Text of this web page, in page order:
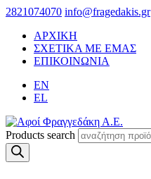
2821074070 info@fragedakis.gr
ΑΡΧΙΚΗ
ΣΧΕΤΙΚΑ ΜΕ ΕΜΑΣ
ΕΠΙΚΟΙΝΩΝΙΑ
EN
EL
Products search